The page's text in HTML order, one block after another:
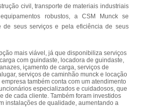
civil, transporte de materiais industriais
robustos, a CSM Munck se
de seus serviços e pela eficiência de seus
mais viável, já que disponibiliza serviços
com guindaste, locadora de guindaste,
içamento de carga, serviços de
serviços de caminhão munck e locação
também conta com um atendimento
especializados e cuidadosos, que
de cada cliente. Também foram investidos
instalações de qualidade, aumentando a